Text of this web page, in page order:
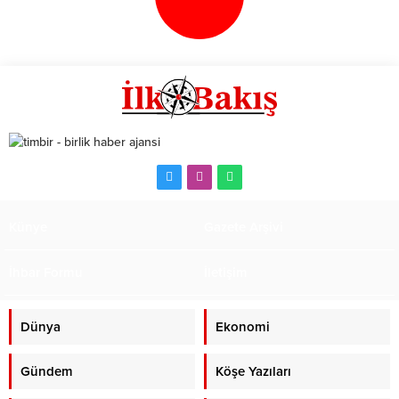
Günü’ne özel fırsatlar sunuyor. 34
Şeker Fabrikası toplantı
salonunda gerçekleştirilen imza
Başkanı Dr. Memduh Büyükkılıç,
Vali Yardımcısı Erkan Kaçmaz,
Dünya Ekonomi
Gündem Köşe Yazıları